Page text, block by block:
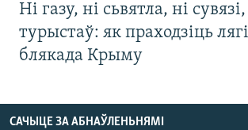
Ні газу, ні сьвятла, ні сувязі,
турыстаў: як праходзіць
блякада Крыму
САЧЫЦЕ ЗА АБНАЎЛЕНЬНЯМІ